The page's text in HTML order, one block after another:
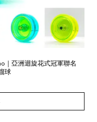
｜亞洲迴旋花式冠軍聯名
球